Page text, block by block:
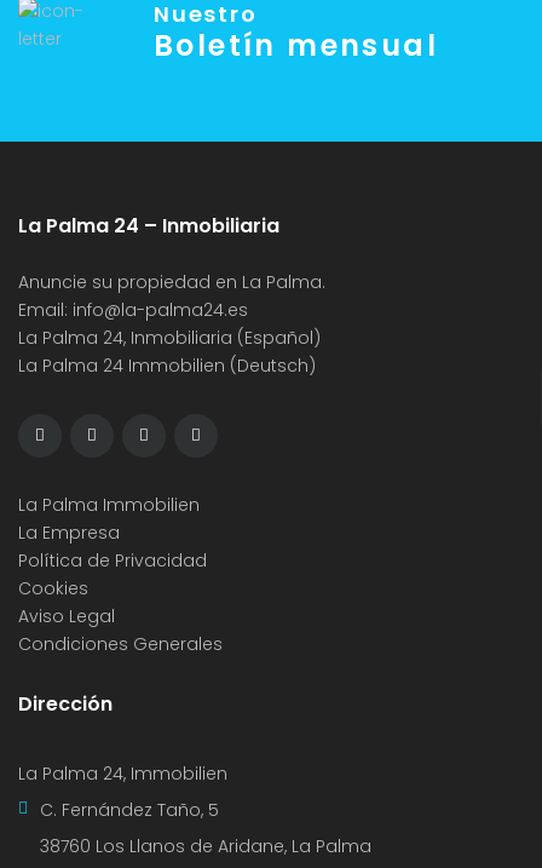
Nuestro
Boletín mensual
La Palma 24 – Inmobiliaria
Anuncie su propiedad en La Palma.
Email: info@la-palma24.es
La Palma 24, Inmobiliaria (Español)
La Palma 24 Immobilien (Deutsch)
La Palma Immobilien
La Empresa
Política de Privacidad
Cookies
Aviso Legal
Condiciones Generales
Dirección
La Palma 24, Immobilien
C. Fernández Taño, 5
38760 Los Llanos de Aridane, La Palma